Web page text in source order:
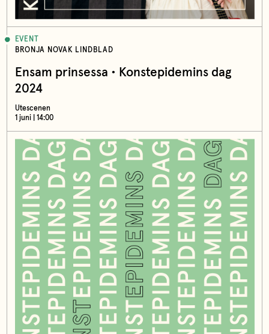
EVENT
BRONJA NOVAK LINDBLAD
Ensam prinsessa • Konstepidemins dag
2024
Utescenen
1 juni | 14:00